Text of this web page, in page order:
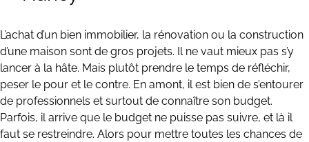
L’achat d’un bien immobilier, la rénovation ou la construction
d’une maison sont de gros projets. Il ne vaut mieux pas s’y
lancer à la hâte. Mais plutôt prendre le temps de réfléchir,
peser le pour et le contre. En amont, il est bien de s’entourer
de professionnels et surtout de connaître son budget.
Parfois, il arrive que le budget ne puisse pas suivre, et là il
faut se restreindre. Alors pour mettre toutes les chances de